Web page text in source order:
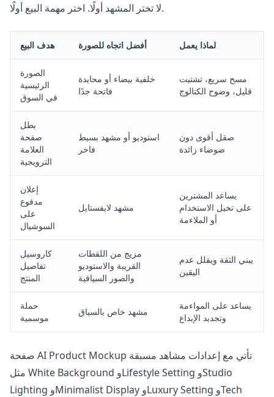
لا تختر المشهد أولًا. اختر مهمة البيع أولًا.
هدف البيع أفضل اتجاه للصورة لماذا يعمل
الصورة
الرئيسية
في السوق
خلفية بيضاء أو محايدة
فاتحة جدًا
مسح سريع، تشتيت
قليل، وضوح الكتالوج
بطل
صفحة
العلامة
الترويجية
استوديو أو مشهد بسيط
فاخر
صقل أقوى دون
ضوضاء زائدة
إعلان
مدفوع
على
السوشيال
مشهد لايفستايل
يساعد المشترين
على تخيل الاستخدام
أو الملاءمة
كاروسيل
تفاصيل
المنتج
مزيج من اللقطات
القريبة والاستوديو
والصور السياقية
يبني الثقة ويقلل عدم
اليقين
حملة
موسمية
مشهد خاص بالسياق
يساعد على المواءمة
وتجديد الإبداع
AI Product Mockup
مثل White Background وLifestyle Setting وStudio
Lighting وMinimalist Display وLuxury Setting وTech